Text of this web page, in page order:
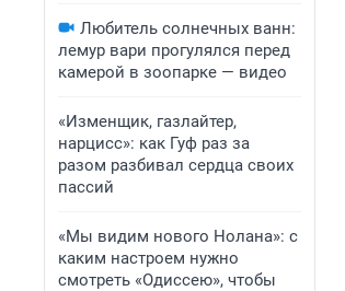
Любитель солнечных ванн:
лемур вари прогулялся перед
камерой в зоопарке — видео
«Изменщик, газлайтер,
нарцисс»: как Гуф раз за
разом разбивал сердца своих
пассий
«Мы видим нового Нолана»: с
каким настроем нужно
смотреть «Одиссею», чтобы